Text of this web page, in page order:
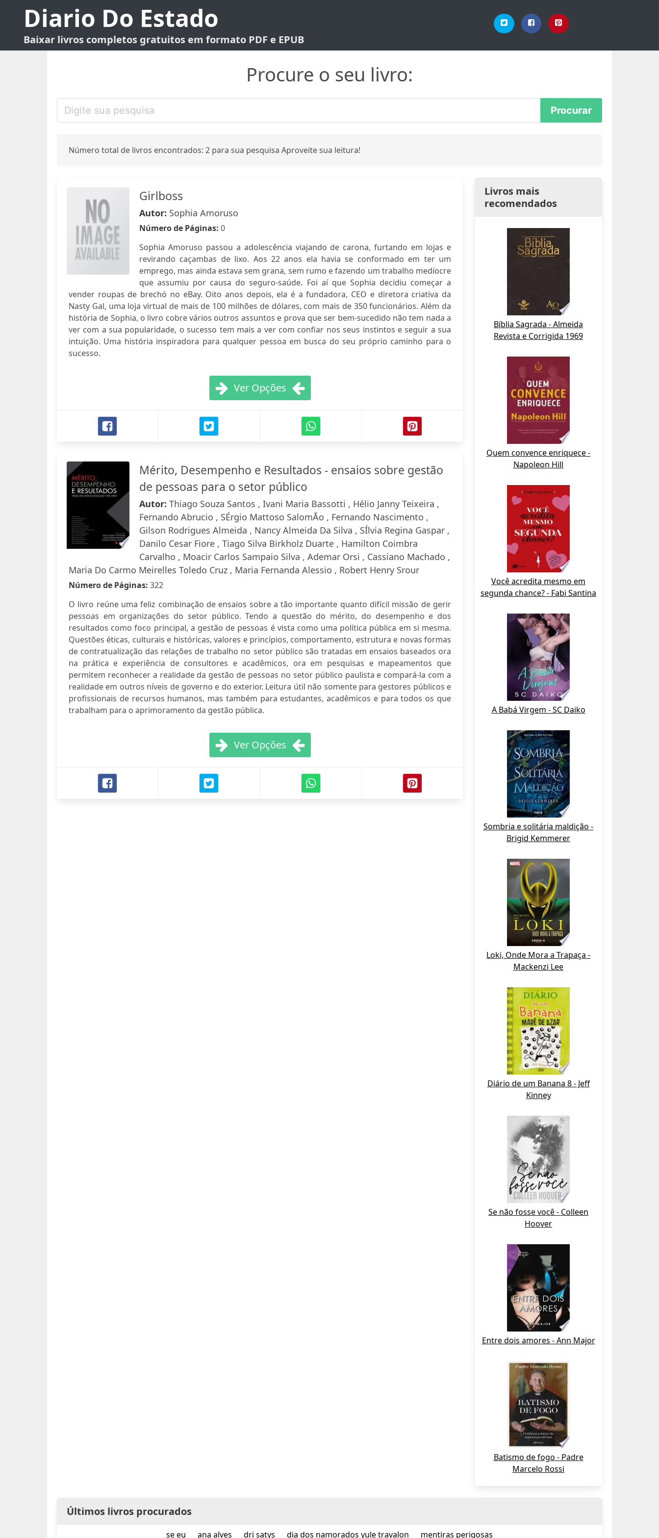
Diario Do Estado
Baixar livros completos gratuitos em formato PDF e EPUB
Procure o seu livro:
Número total de livros encontrados: 2 para sua pesquisa Aproveite sua leitura!
Girlboss
Autor: Sophia Amoruso
Número de Páginas: 0
Sophia Amoruso passou a adolescência viajando de carona, furtando em lojas e
revirando caçambas de lixo. Aos 22 anos ela havia se conformado em ter um
emprego, mas ainda estava sem grana, sem rumo e fazendo um trabalho medíocre
que assumiu por causa do seguro-saúde. Foi aí que Sophia decidiu começar a
vender roupas de brechó no eBay. Oito anos depois, ela é a fundadora, CEO e diretora criativa da
Nasty Gal, uma loja virtual de mais de 100 milhões de dólares, com mais de 350 funcionários. Além da
história de Sophia, o livro cobre vários outros assuntos e prova que ser bem-sucedido não tem nada a
ver com a sua popularidade, o sucesso tem mais a ver com confiar nos seus instintos e seguir a sua
intuição. Uma história inspiradora para qualquer pessoa em busca do seu próprio caminho para o
sucesso.
Ver Opções
Mérito, Desempenho e Resultados - ensaios sobre gestão
de pessoas para o setor público
Autor: Thiago Souza Santos , Ivani Maria Bassotti , Hélio Janny Teixeira ,
Fernando Abrucio , SÉrgio Mattoso SalomÃo , Fernando Nascimento ,
Gilson Rodrigues Almeida , Nancy Almeida Da Silva , SÍlvia Regina Gaspar ,
Danilo Cesar Fiore , Tiago Silva Birkholz Duarte , Hamilton Coimbra
Carvalho , Moacir Carlos Sampaio Silva , Ademar Orsi , Cassiano Machado ,
Maria Do Carmo Meirelles Toledo Cruz , Maria Fernanda Alessio , Robert Henry Srour
Número de Páginas: 322
O livro reúne uma feliz combinação de ensaios sobre a tão importante quanto difícil missão de gerir
pessoas em organizações do setor público. Tendo a questão do mérito, do desempenho e dos
resultados como foco principal, a gestão de pessoas é vista como uma política pública em si mesma.
Questões éticas, culturais e históricas, valores e princípios, comportamento, estrutura e novas formas
de contratualização das relações de trabalho no setor público são tratadas em ensaios baseados ora
na prática e experiência de consultores e acadêmicos, ora em pesquisas e mapeamentos que
permitem reconhecer a realidade da gestão de pessoas no setor público paulista e compará-la com a
realidade em outros níveis de governo e do exterior. Leitura útil não somente para gestores públicos e
profissionais de recursos humanos, mas também para estudantes, acadêmicos e para todos os que
trabalham para o aprimoramento da gestão pública.
Ver Opções
Livros mais
recomendados
Bíblia Sagrada - Almeida
Revista e Corrigida 1969
Quem convence enriquece -
Napoleon Hill
Você acredita mesmo em
segunda chance? - Fabi Santina
A Babá Virgem - SC Daiko
Sombria e solitária maldição -
Brigid Kemmerer
Loki, Onde Mora a Trapaça -
Mackenzi Lee
Diário de um Banana 8 - Jeff
Kinney
Se não fosse você - Colleen
Hoover
Entre dois amores - Ann Major
Batismo de fogo - Padre
Marcelo Rossi
Últimos livros procurados
se eu ana alves dri satys dia dos namorados yule travalon mentiras perigosas